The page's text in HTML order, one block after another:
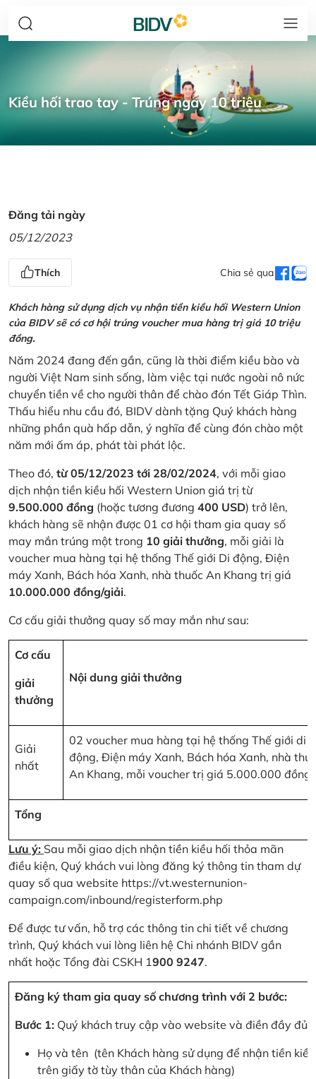
Kiều hối trao tay - Trúng ngay 10 triệu
Đăng tải ngày
05/12/2023
Thích Chia sẻ qua
Khách hàng sử dụng dịch vụ nhận tiền kiều hối Western Union
của BIDV sẽ có cơ hội trúng voucher mua hàng trị giá 10 triệu
đồng.
Năm 2024 đang đến gần, cũng là thời điểm kiều bào và
người Việt Nam sinh sống, làm việc tại nước ngoài nô nức
chuyển tiền về cho người thân để chào đón Tết Giáp Thìn.
Thấu hiểu nhu cầu đó, BIDV dành tặng Quý khách hàng
những phần quà hấp dẫn, ý nghĩa để cùng đón chào một
năm mới ấm áp, phát tài phát lộc.
Theo đó, từ 05/12/2023 tới 28/02/2024, với mỗi giao
dịch nhận tiền kiều hối Western Union giá trị từ
9.500.000 đồng (hoặc tương đương 400 USD) trở lên,
khách hàng sẽ nhận được 01 cơ hội tham gia quay số
may mắn trúng một trong 10 giải thưởng, mỗi giải là
voucher mua hàng tại hệ thống Thế giới Di động, Điện
máy Xanh, Bách hóa Xanh, nhà thuốc An Khang trị giá
10.000.000 đồng/giải.
Cơ cấu giải thưởng quay số may mắn như sau:
Cơ cấu
giải
thưởng
Nội dung giải thưởng
Giải
nhất
02 voucher mua hàng tại hệ thống Thế giới di
động, Điện máy Xanh, Bách hóa Xanh, nhà
An Khang, mỗi voucher trị giá 5.000.000 đồng
Tổng
Lưu ý: Sau mỗi giao dịch nhận tiền kiều hối thỏa mãn
điều kiện, Quý khách vui lòng đăng ký thông tin tham dự
quay số qua website https://vt.westernunion-
campaign.com/inbound/registerform.php
Để được tư vấn, hỗ trợ các thông tin chi tiết về chương
trình, Quý khách vui lòng liên hệ Chi nhánh BIDV gần
nhất hoặc Tổng đài CSKH 1900 9247.
Đăng ký tham gia quay số chương trình với 2 bước:
Bước 1: Quý khách truy cập vào website và điền đầy đủ
Họ và tên (tên Khách hàng sử dụng để nhận tiền
trên giấy tờ tùy thân của Khách hàng)